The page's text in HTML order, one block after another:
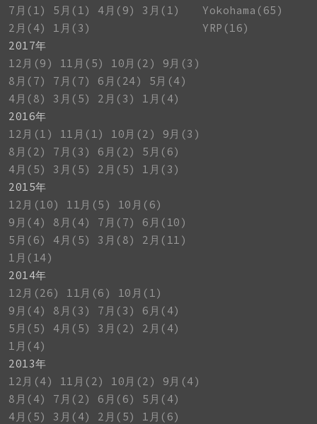
7月(1)
5月(1) 4月(9)
3月(1)
2月(4)
1月(3)
2017年
12月(9)
11月(5) 10月(2)
9月(3)
8月(7)
7月(7) 6月(24)
5月(4)
4月(8)
3月(5) 2月(3)
1月(4)
2016年
12月(1)
11月(1) 10月(2)
9月(3)
8月(2)
7月(3) 6月(2)
5月(6)
4月(5)
3月(5) 2月(5)
1月(3)
2015年
12月(10)
11月(5)
10月(6)
9月(4)
8月(4) 7月(7)
6月(10)
5月(6)
4月(5) 3月(8)
2月(11)
1月(14)
2014年
12月(26)
11月(6)
10月(1)
9月(4)
8月(3) 7月(3)
6月(4)
5月(5)
4月(5) 3月(2)
2月(4)
1月(4)
2013年
12月(4)
11月(2) 10月(2)
9月(4)
8月(4)
7月(2) 6月(6)
5月(4)
4月(5)
3月(4) 2月(5)
1月(6)
Yokohama(65)
YRP(16)